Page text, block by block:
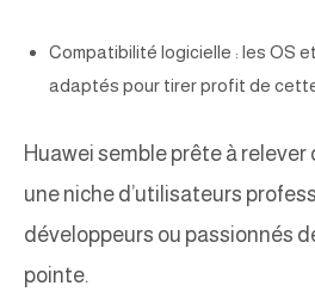
Compatibilité logicielle : les OS
adaptés pour tirer profit de
Huawei semble prête à relever
une niche d’utilisateurs
développeurs ou passionnés
pointe.